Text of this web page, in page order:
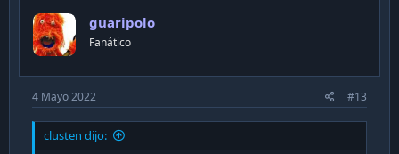
o
n
s
guaripolo
Fanático
4 Mayo 2022 #13
clusten dijo: